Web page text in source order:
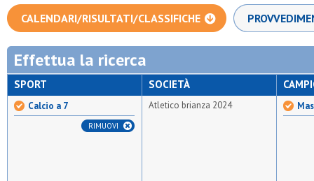
CALENDARI/RISULTATI/CLASSIFICHE
Effettua la ricerca
SPORT
Calcio a 7
RIMUOVI
SOCIETÀ
Atletico brianza 2024